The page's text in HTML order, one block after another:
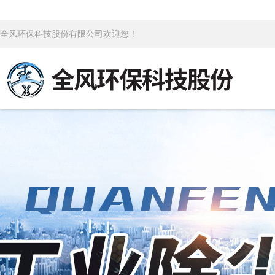
全风环保科技股份有限公司欢迎您！